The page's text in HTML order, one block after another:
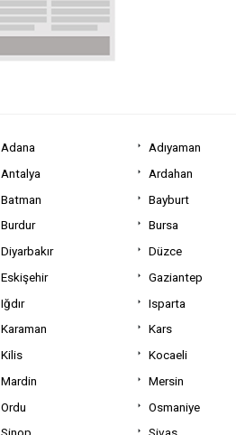
Adana Adıyaman
Antalya
Ardahan
Batman
Bayburt
Burdur
Bursa
Diyarbakır
Düzce
Eskişehir
Gaziantep
Iğdır
Isparta
Karaman
Kars
Kilis
Kocaeli
Mardin
Mersin
Ordu
Osmaniye